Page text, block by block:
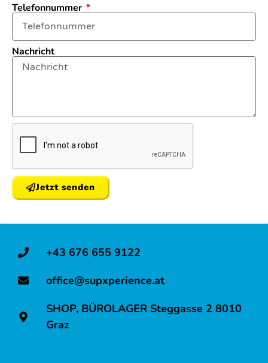
Telefonnummer
Nachricht
Jetzt senden
+43 676 655 9122
office@supxperience.at
SHOP, BÜROLAGER Steggasse 2 8010
Graz